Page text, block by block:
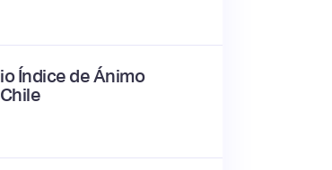
Índice de Ánimo